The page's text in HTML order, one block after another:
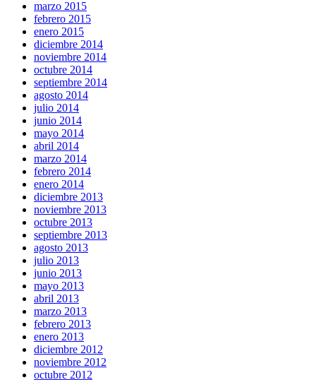
marzo 2015
febrero 2015
enero 2015
diciembre 2014
noviembre 2014
octubre 2014
septiembre 2014
agosto 2014
julio 2014
junio 2014
mayo 2014
abril 2014
marzo 2014
febrero 2014
enero 2014
diciembre 2013
noviembre 2013
octubre 2013
septiembre 2013
agosto 2013
julio 2013
junio 2013
mayo 2013
abril 2013
marzo 2013
febrero 2013
enero 2013
diciembre 2012
noviembre 2012
octubre 2012